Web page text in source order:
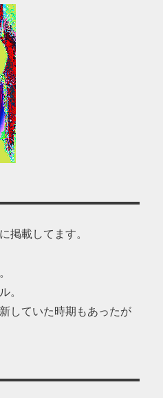
掲載してます。
。
していた時期もあったが